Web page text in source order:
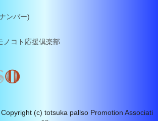
ンバー)
ノコト応援倶楽部
(c) totsuka pallso Promotion Associati